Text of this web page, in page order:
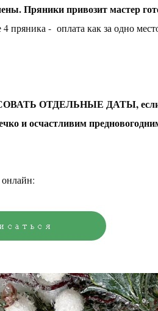
Пряники привозит мастер
пряника - оплата как за одно
ОТДЕЛЬНЫЕ ДАТЫ, если
и осчастливим